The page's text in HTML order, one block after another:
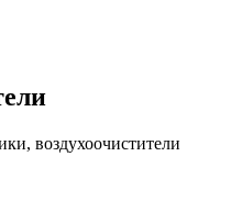
воздухоочистители